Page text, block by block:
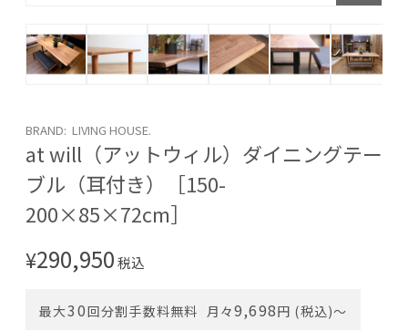
BRAND: LIVING HOUSE.
at will（アットウィル）ダイニングテー
ブル（耳付き）［150-
200×85×72cm］
¥290,950税込
最大30回分割手数料無料 月々9,698円 (税込)〜